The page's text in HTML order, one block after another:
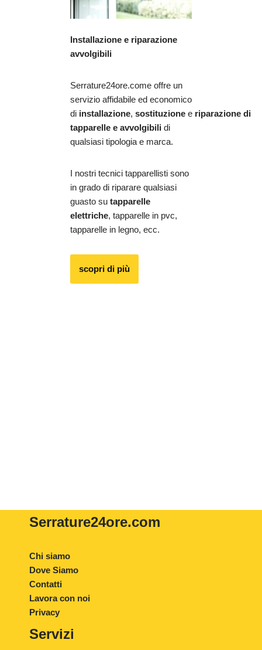
Installazione e riparazione
avvolgibili
Serrature24ore.come offre un
servizio affidabile ed economico
di installazione, sostituzione e riparazione di
tapparelle e avvolgibili di
qualsiasi tipologia e marca.
I nostri tecnici tapparellisti sono
in grado di riparare qualsiasi
guasto su tapparelle
elettriche, tapparelle in pvc,
tapparelle in legno, ecc.
scopri di più
Serrature24ore.com
Chi siamo
Dove Siamo
Contatti
Lavora con noi
Privacy
Servizi